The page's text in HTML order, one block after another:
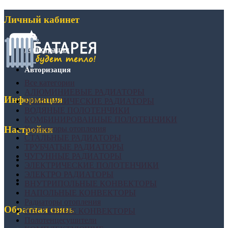
Личный кабинет
Регистрация
Авторизация
Информация
Настройки
Обратная связь
БИМЕТАЛИЧЕСКИЕ РАДИАТОРЫ
Конвекторы отопления
СТАЛЬНЫЕ РАДИАТОРЫ
НАСТЕННЫЕ КОНВЕКТОРЫ